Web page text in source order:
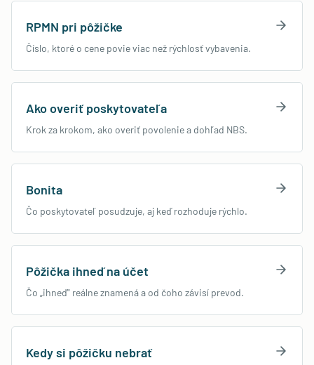
RPMN pri pôžičke
Číslo, ktoré o cene povie viac než rýchlosť vybavenia.
Ako overiť poskytovateľa
Krok za krokom, ako overiť povolenie a dohľad NBS.
Bonita
Čo poskytovateľ posudzuje, aj keď rozhoduje rýchlo.
Pôžička ihneď na účet
Čo „ihneď" reálne znamená a od čoho závisí prevod.
Kedy si pôžičku nebrať